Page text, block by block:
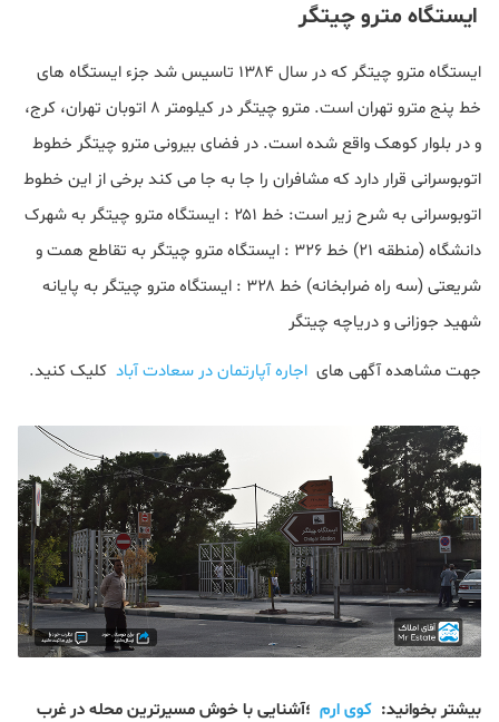
ایستگاه مترو چیتگر
ایستگاه مترو چیتگر که در سال ۱۳۸۴ تاسیس شد جزء ایستگاه‌ های
خط پنج مترو تهران است. مترو چیتگر در کیلومتر ۸ اتوبان تهران، کرج،
و در بلوار کوهک واقع شده‌ است. در فضای بیرونی مترو چیتگر خطوط
اتوبوسرانی قرار دارد که مشافران را جا به جا می کند برخی از این خطوط
اتوبوسرانی به شرح زیر است: خط ۲۵۱ : ایستگاه مترو چیتگر به شهرک
دانشگاه (منطقه ۲۱) خط ۳۲۶ : ایستگاه مترو چیتگر به تقاطع همت و
شریعتی (سه راه ضرابخانه) خط ۳۲۸ : ایستگاه مترو چیتگر به پایانه
شهید جوزانی و دریاچه چیتگر
جهت مشاهده آگهی های اجاره آپارتمان در سعادت آباد کلیک کنید.
بیشتر بخوانید: کوی ارم ؛آشنایی با خوش مسیرترین محله در غرب